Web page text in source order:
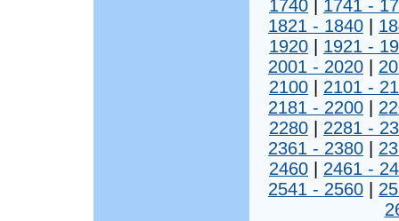
1740
1741 -
1821 - 1840
1920
1921 -
2001 - 2020
2100
2101 -
2181 - 2200
2280
2281 -
2361 - 2380
2460
2461 -
2541 - 2560